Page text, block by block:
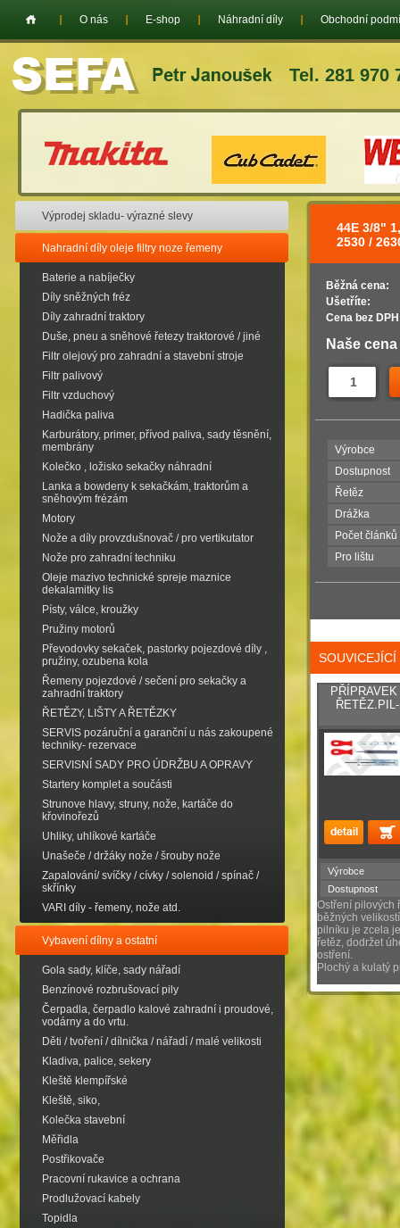
Tel. 281 970
O nás E-shop Náhradní díly Obchodní
Výprodej skladu- výrazné slevy
Nahradní díly oleje filtry noze řemeny
Baterie a nabíječky
Díly sněžných fréz
Díly zahradní traktory
Duše, pneu a sněhové řetezy traktorové / jiné
Filtr olejový pro zahradní a stavební stroje
Filtr palivový
Filtr vzduchový
Hadička paliva
Karburátory, primer, přívod paliva, sady těsnění,
membrány
Kolečko , ložisko sekačky náhradní
Lanka a bowdeny k sekačkám, traktorům a
sněhovým frézám
Motory
Nože a díly provzdušnovač / pro vertikutator
Nože pro zahradní techniku
Oleje mazivo technické spreje maznice
dekalamitky lis
Písty, válce, kroužky
Pružiny motorů
Převodovky sekaček, pastorky pojezdové díly ,
pružiny, ozubena kola
Řemeny pojezdové / sečení pro sekačky a
zahradní traktory
ŘETĚZY, LIŠTY A ŘETĚZKY
SERVIS pozáruční a garanční u nás zakoupené
techniky- rezervace
SERVISNÍ SADY PRO ÚDRŽBU A OPRAVY
Startery komplet a součásti
Strunove hlavy, struny, nože, kartáče do
křovinořezů
Uhliky, uhlíkové kartáče
Unašeče / držáky nože / šrouby nože
Zapalování/ svíčky / cívky / solenoid / spínač /
skřínky
VARI díly - řemeny, nože atd.
Vybavení dílny a ostatní
Gola sady, klíče, sady nářadí
Benzínové rozbrušovací pily
Čerpadla, čerpadlo kalové zahradní i proudové,
vodárny a do vrtu.
Děti / tvoření / dílnička / nářadí / malé velikosti
Kladiva, palice, sekery
Kleště klempířské
Kleště, siko,
Kolečka stavební
Měřidla
Postřikovače
Pracovní rukavice a ochrana
Prodlužovací kabely
Topidla
44E 3/8"
2530 /
Běžná cena:
Ušetříte:
Cena bez
Naše
Výrobce
Dostupnost
Řetěz
Drážka
Počet článků
Pro lištu
Výrobce
Dostupnost
Ostření pilových
běžných
pilníku je zcela
řetěz, dodržet
ostření.
Plochý a kulatý